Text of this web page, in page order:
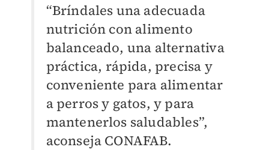
“Bríndales una adecuada
nutrición con alimento
balanceado, una alternativa
práctica, rápida, precisa y
conveniente para alimentar
a perros y gatos, y para
mantenerlos saludables”,
aconseja CONAFAB.